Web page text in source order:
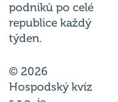
podniků po celé
republice každý
týden.
© 2026
Hospodský kvíz